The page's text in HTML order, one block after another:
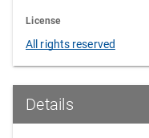
License
All rights reserved
Details